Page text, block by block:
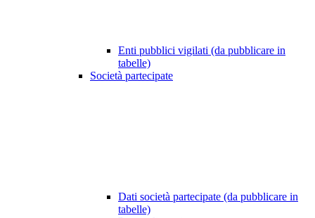
Enti pubblici vigilati (da pubblicare in
tabelle)
Società partecipate
Dati società partecipate (da pubblicare in
tabelle)